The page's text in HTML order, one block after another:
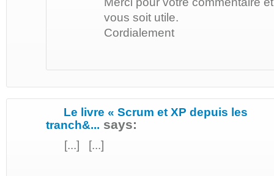
vous soit utile.
Cordialement
Le livre « Scrum et XP depuis les
tranch&... says:
[...] [...]